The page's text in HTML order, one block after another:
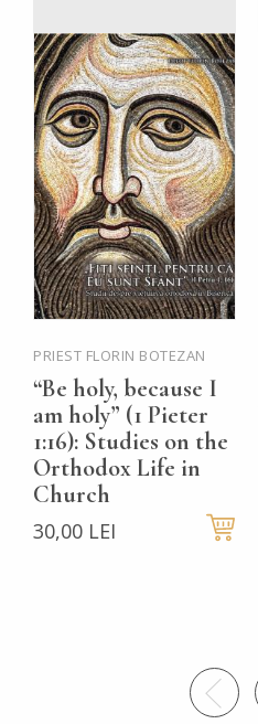
PRIEST FLORIN BOTEZAN
“Be holy, because I
am holy” (1 Pieter
1:16): Studies on the
Orthodox Life in
Church
30,00 LEI